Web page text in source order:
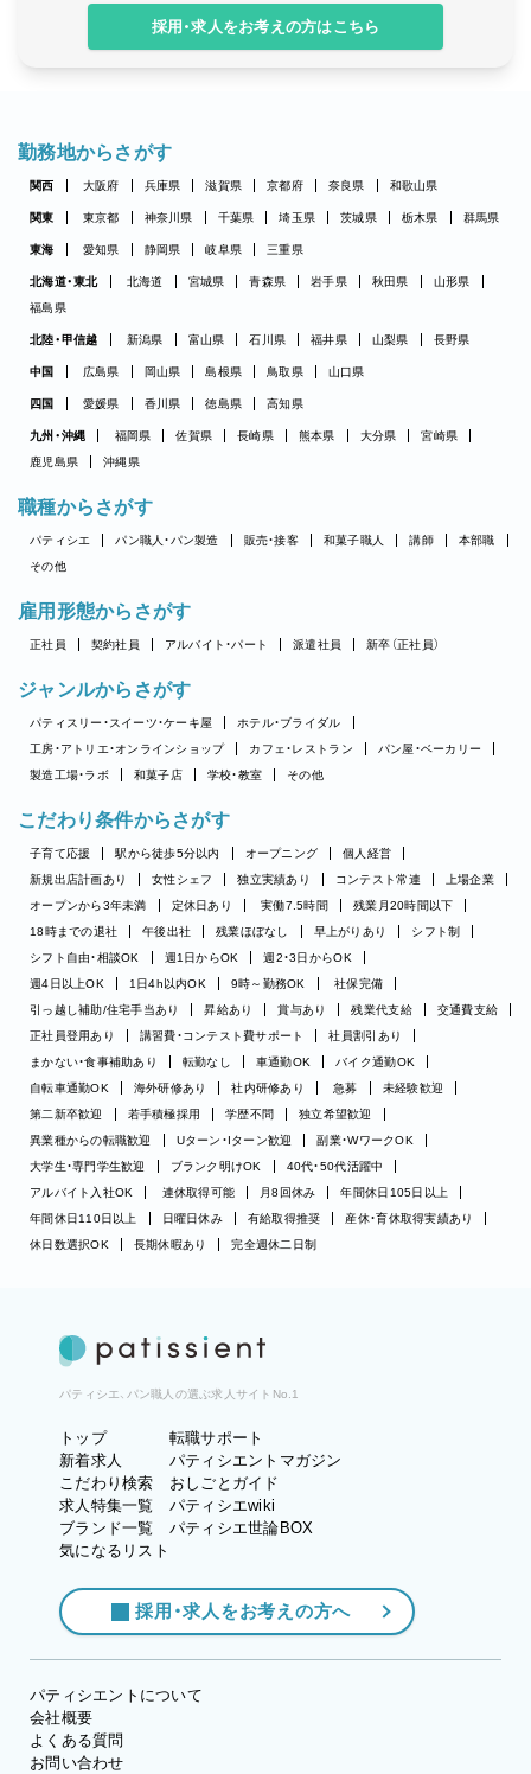
採用・求人をお考えの方はこちら
勤務地からさがす
関西 大阪府 兵庫県 滋賀県 京都府 奈良県 和歌山県
関東 東京都 神奈川県 千葉県 埼玉県 茨城県 栃木県 群馬県
東海 愛知県 静岡県 岐阜県 三重県
北海道・東北 北海道 宮城県 青森県 岩手県 秋田県
山形県
福島県
北陸・甲信越 新潟県 富山県 石川県 福井県 山梨県 長野県
中国 広島県 岡山県 島根県 鳥取県 山口県
四国 愛媛県 香川県 徳島県 高知県
九州・沖縄 福岡県 佐賀県 長崎県 熊本県 大分県
宮崎県
鹿児島県
沖縄県
職種からさがす
パティシエ パン職人・パン製造 販売・接客 和菓子職人 講師
本部職
その他
雇用形態からさがす
正社員 契約社員 アルバイト・パート 派遣社員 新卒（正社員）
ジャンルからさがす
パティスリー・スイーツ・ケーキ屋
ホテル・ブライダル
工房・アトリエ・オンラインショップ
カフェ・レストラン
パン屋・ベーカリー
製造工場・ラボ
和菓子店 学校・教室 その他
こだわり条件からさがす
子育て応援 駅から徒歩5分以内 オープニング
個人経営
新規出店計画あり
女性シェフ 独立実績あり コンテスト常連
上場企業
オープンから3年未満
定休日あり 実働7.5時間
残業月20時間以下
18時までの退社
午後出社 残業ほぼなし 早上がりあり
シフト制
シフト自由・相談OK
週1日からOK
週2・3日からOK
週4日以上OK
1日4h以内OK 9時～勤務OK
社保完備
引っ越し補助/住宅手当あり
昇給あり 賞与あり 残業代支給
交通費支給
正社員登用あり
講習費・コンテスト費サポート
社員割引あり
まかない・食事補助あり
転勤なし 車通勤OK
バイク通勤OK
自転車通勤OK
海外研修あり 社内研修あり 急募
未経験歓迎
第二新卒歓迎
若手積極採用 学歴不問
独立希望歓迎
異業種からの転職歓迎
Uターン・Iターン歓迎
副業・WワークOK
大学生・専門学生歓迎
ブランク明けOK
40代・50代活躍中
アルバイト入社OK
連休取得可能 月8回休み
年間休日105日以上
年間休日110日以上
日曜日休み 有給取得推奨
産休・育休取得実績あり
休日数選択OK
長期休暇あり 完全週休二日制
パティシエ、パン職人の選ぶ求人サイトNo.1
トップ
新着求人
こだわり検索
求人特集一覧
ブランド一覧
気になるリスト
転職サポート
パティシエントマガジン
おしごとガイド
パティシエwiki
パティシエ世論BOX
採用・求人をお考えの方へ
パティシエントについて
会社概要
よくある質問
お問い合わせ